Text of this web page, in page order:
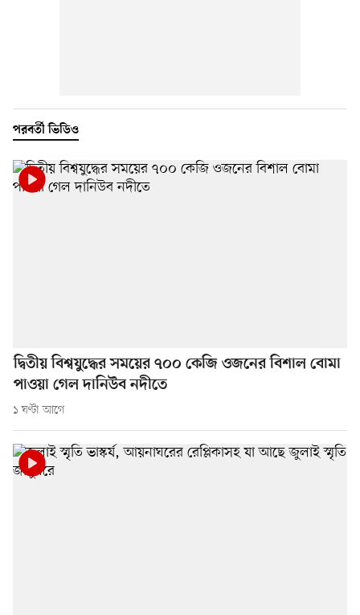
পরবর্তী ভিডিও
দ্বিতীয় বিশ্বযুদ্ধের সময়ের ৭০০ কেজি ওজনের বিশাল বোমা
পাওয়া গেল দানিউব নদীতে
১ ঘণ্টা আগে